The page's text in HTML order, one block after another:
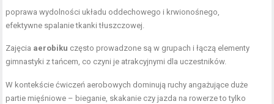
poprawa wydolności układu oddechowego i krwionośnego,
efektywne spalanie tkanki tłuszczowej.
Zajęcia aerobiku często prowadzone są w grupach i łączą elementy
gimnastyki z tańcem, co czyni je atrakcyjnymi dla uczestników.
W kontekście ćwiczeń aerobowych dominują ruchy angażujące duże
partie mięśniowe – bieganie, skakanie czy jazda na rowerze to tylko